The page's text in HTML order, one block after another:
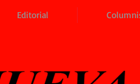
Editorial